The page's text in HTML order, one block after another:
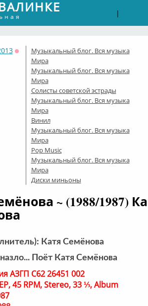
|
Оффлайн
Музыкальный блог. Вся музыка
Мира
Музыкальный блог. Вся музыка
Мира
Солисты советской эстрады
Музыкальный блог. Вся музыка
Мира
Винил
Музыкальный блог. Вся музыка
Мира
Pop Music
Музыкальный блог. Вся музыка
Мира
Диски миньоны
~ (1988/1987)
Катя Семёнова
Поёт Катя Семёнова
АЗГП С62 26451 002
45 RPM, Stereo, 33 ⅓, Album